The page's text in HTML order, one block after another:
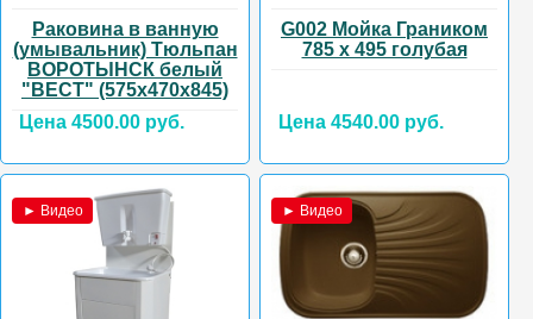
Раковина в ванную
(умывальник) Тюльпан
ВОРОТЫНСК белый
"ВЕСТ" (575х470х845)
Цена 4500.00 руб.
G002 Мойка Граником
785 х 495 голубая
Цена 4540.00 руб.
► Видео ► Видео